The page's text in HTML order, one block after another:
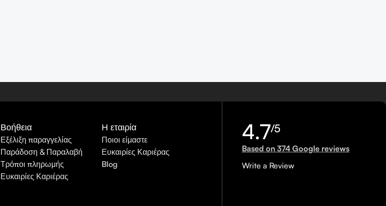
Βοήθεια
Εξέλιξη παραγγελίας
Παράδοση & Παραλαβή
Τρόποι πληρωμής
Ευκαιρίες Καριέρας
Η εταιρία
Ποιοι είμαστε
Ευκαιρίες Καριέρας
Blog
4.7/5
Based on 374 Google reviews
Write a Review